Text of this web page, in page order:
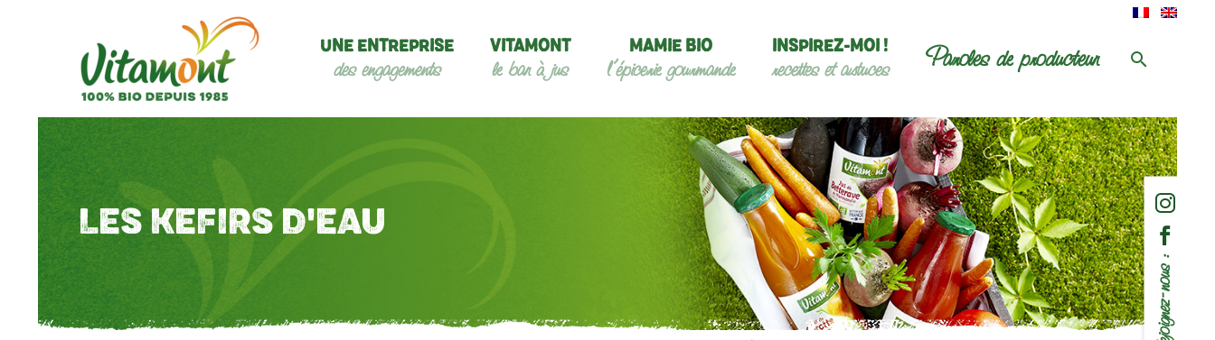
UNE ENTREPRISE
des engagements
VITAMONT
le bar à jus
MAMIE BIO
l’épicerie gourmande
INSPIREZ-MOI !
recettes et astuces Paroles de producteur
Rejoignez-nous :
LES KEFIRS D'EAU